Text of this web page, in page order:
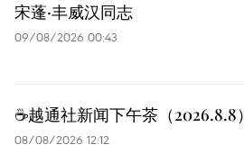
宋蓬·丰威汉同志
09/08/2026 00:43
☕️越通社新闻下午茶（2026.8.8）
08/08/2026 12:12